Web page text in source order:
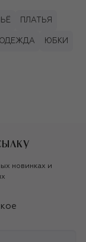
ПЛАТЬЯ
ОДЕЖДА ЮБКИ
новинках и